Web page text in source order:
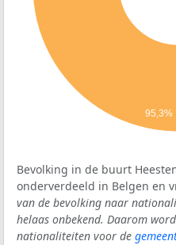
95,3%
Bevolking in de buurt
onderverdeeld in Belgen en
van de bevolking naar
helaas onbekend. Daarom
nationaliteiten voor de